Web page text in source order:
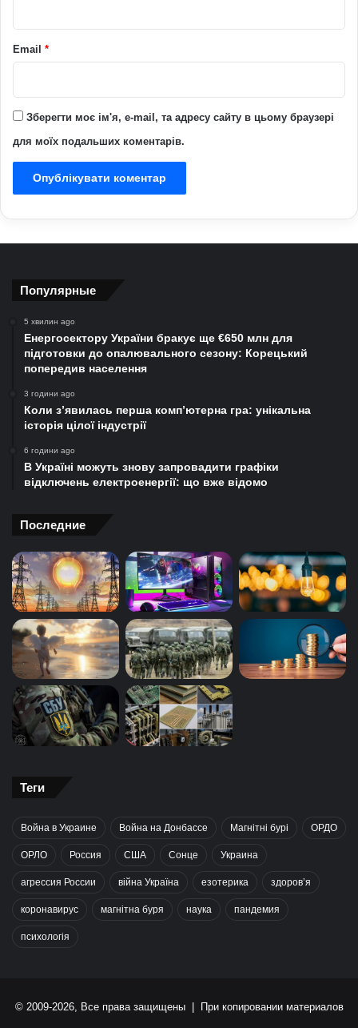
Email *
Зберегти моє ім'я, e-mail, та адресу сайту в цьому браузері
для моїх подальших коментарів.
Популярные
5 хвилин ago
Енергосектору України бракує ще €650 млн для
підготовки до опалювального сезону: Корецький
попередив населення
3 години ago
Коли з’явилась перша комп’ютерна гра: унікальна
історія цілої індустрії
6 години ago
В Україні можуть знову запровадити графіки
відключень електроенергії: що вже відомо
Последние
Теги
Война в Украине Война на Донбассе Магнітні бурі ОРДО
ОРЛО Россия США Сонце Украина
агрессия России війна Україна езотерика здоров’я
коронавирус магнітна буря наука пандемия
психологія
© 2009-2026, Все права защищены | При копировании материалов